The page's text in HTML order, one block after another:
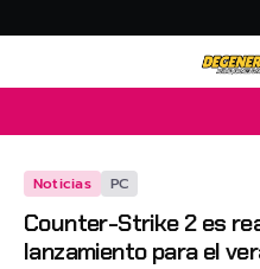
Noticias PC
Counter-Strike 2 es
lanzamiento para el